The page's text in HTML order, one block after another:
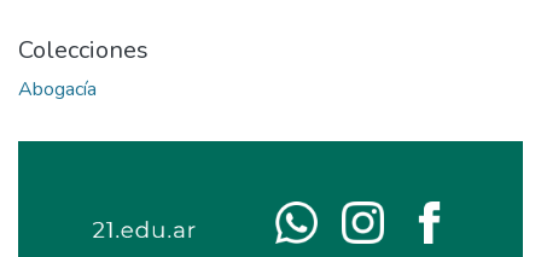
Colecciones
Abogacía